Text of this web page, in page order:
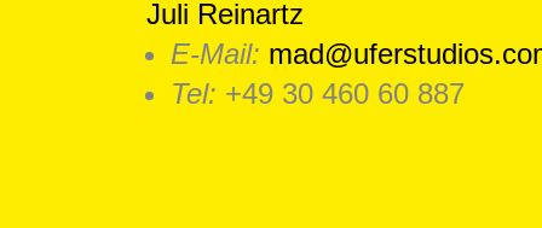
Juli Reinartz
E-Mail:
Tel: +49 30 460 60 887